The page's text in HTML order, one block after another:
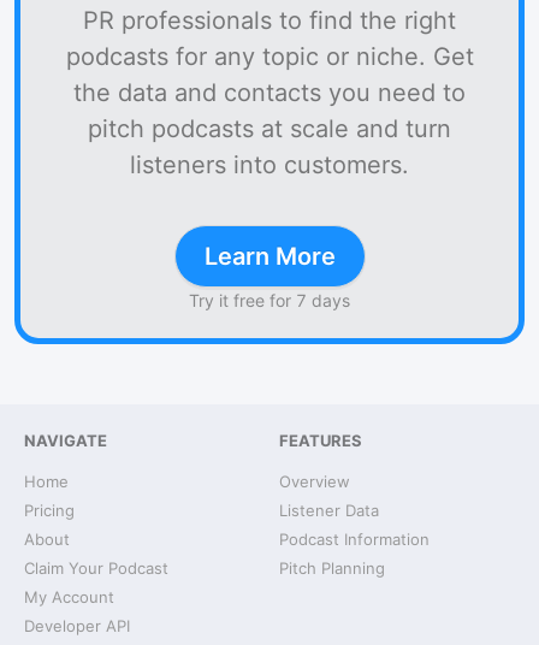
PR professionals to find the right
podcasts for any topic or niche. Get
the data and contacts you need to
pitch podcasts at scale and turn
listeners into customers.
Learn More
Try it free for 7 days
NAVIGATE
Home
Pricing
About
Claim Your Podcast
My Account
Developer API
FEATURES
Overview
Listener Data
Podcast Information
Pitch Planning